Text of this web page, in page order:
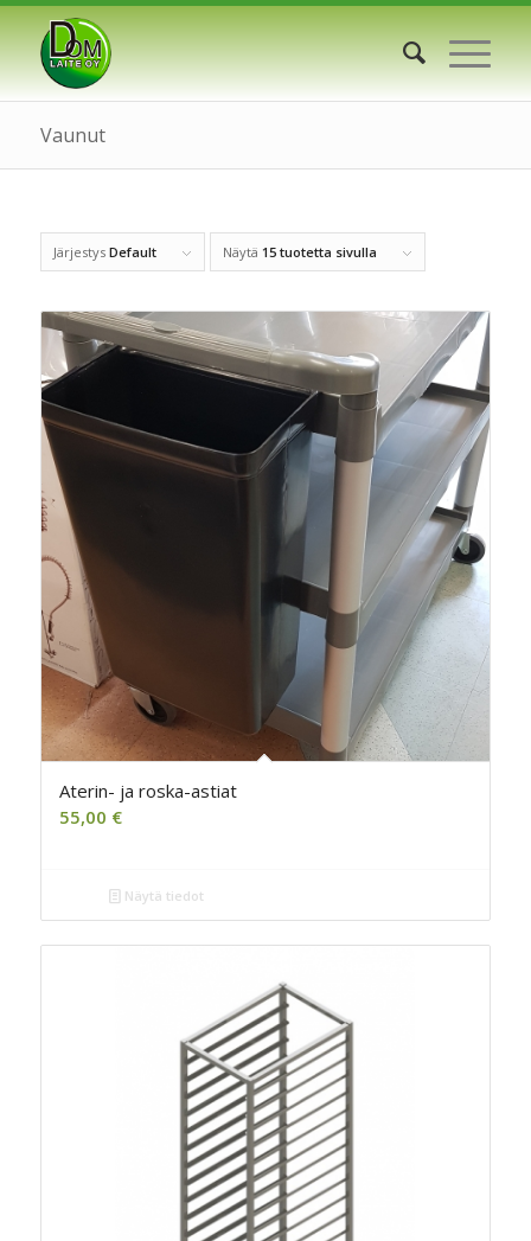
Vaunut
Järjestys Default Näytä 15 tuotetta sivulla
Aterin- ja roska-astiat
55,00 €
Näytä tiedot